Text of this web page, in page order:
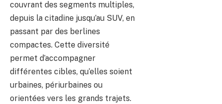
couvrant des segments multiples,
depuis la citadine jusqu’au SUV, en
passant par des berlines
compactes. Cette diversité
permet d’accompagner
différentes cibles, qu’elles soient
urbaines, périurbaines ou
orientées vers les grands trajets.